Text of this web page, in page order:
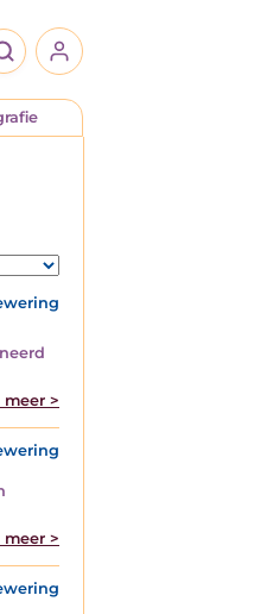
meer >
meer >